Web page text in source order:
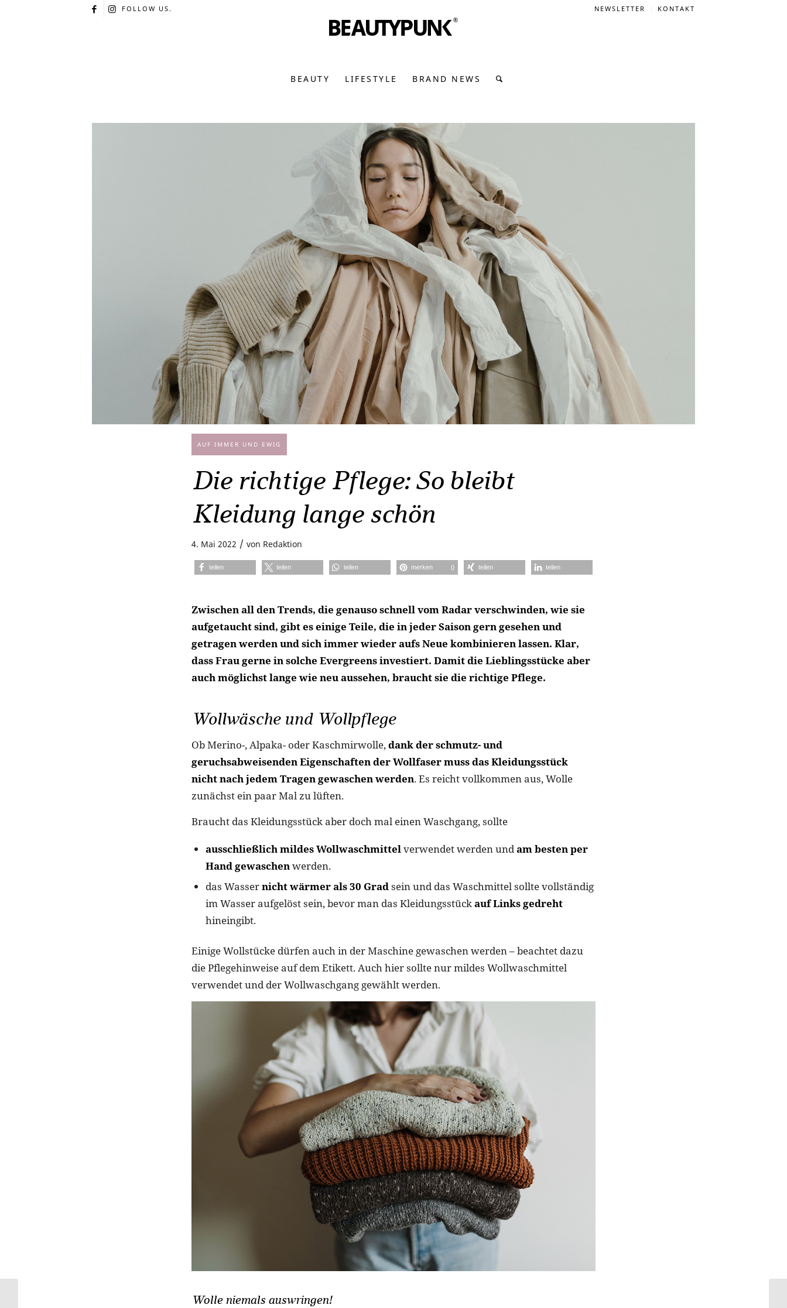
NEWSLETTER KONTAKT
FOLLOW US.
BEAUTY LIFESTYLE BRAND NEWS
AUF IMMER UND EWIG
Die richtige Pflege: So bleibt
Kleidung lange schön
4. Mai 2022 / von Redaktion
teilen teilen teilen merken 0 teilen teilen
Zwischen all den Trends, die genauso schnell vom Radar verschwinden, wie sie
aufgetaucht sind, gibt es einige Teile, die in jeder Saison gern gesehen und
getragen werden und sich immer wieder aufs Neue kombinieren lassen. Klar,
dass Frau gerne in solche Evergreens investiert. Damit die Lieblingsstücke aber
auch möglichst lange wie neu aussehen, braucht sie die richtige Pflege.
Wollwäsche und Wollpflege
Ob Merino-, Alpaka- oder Kaschmirwolle,dank der schmutz- und
geruchsabweisenden Eigenschaften der Wollfaser muss das Kleidungsstück
nicht nach jedem Tragen gewaschen werden. Es reicht vollkommen aus, Wolle
zunächst ein paar Mal zu lüften.
Braucht das Kleidungsstück aber doch mal einen Waschgang, sollte
ausschließlich mildes Wollwaschmittelverwendet werden undam besten per
Hand gewaschenwerden.
das Wassernicht wärmer als 30 Gradsein und das Waschmittel sollte vollständig
im Wasser aufgelöst sein, bevor man das Kleidungsstückauf Links gedreht
hineingibt.
Einige Wollstücke dürfen auch in der Maschine gewaschen werden – beachtet dazu
die Pflegehinweise auf dem Etikett. Auch hier sollte nur mildes Wollwaschmittel
verwendet und der Wollwaschgang gewählt werden.
Wolle niemals auswringen!